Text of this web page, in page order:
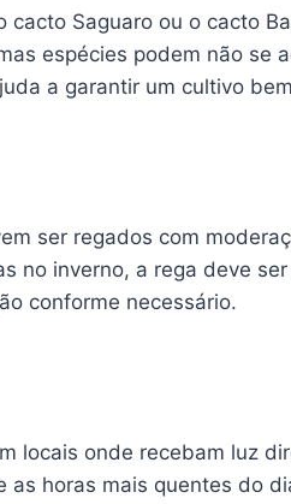
cacto Saguaro ou o cacto
espécies podem não se
a garantir um cultivo
ser regados com
no inverno, a rega deve
conforme necessário.
locais onde recebam luz
horas mais quentes do